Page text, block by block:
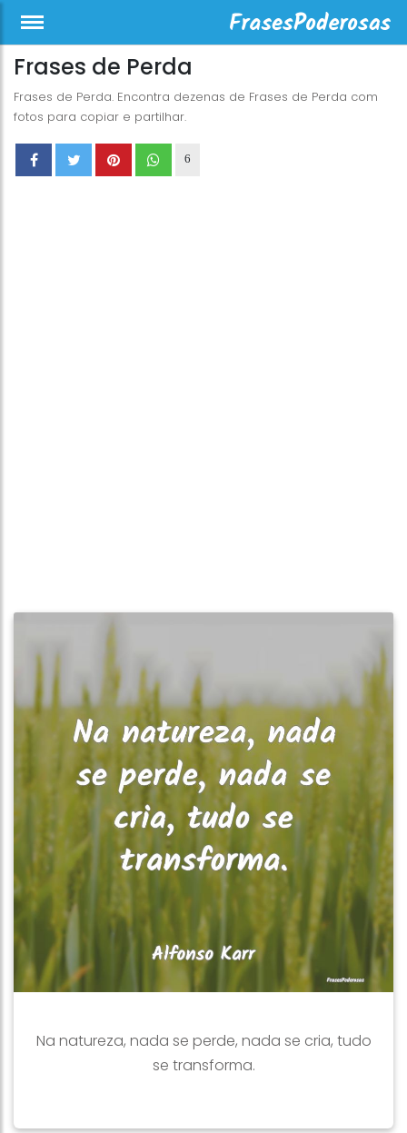
Frases de Perda
Frases de Perda. Encontra dezenas de Frases de Perda com
fotos para copiar e partilhar.
6
Na natureza, nada se perde, nada se cria, tudo
se transforma.